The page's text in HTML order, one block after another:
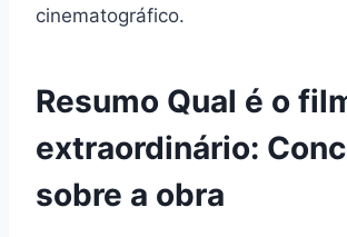
cinematográfico.
Resumo Qual é o
extraordinário:
sobre a obra